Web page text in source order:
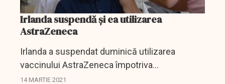
Irlanda suspendă și ea utilizarea
AstraZeneca
Irlanda a suspendat duminică utilizarea
vaccinului AstraZeneca împotriva
coronavirusului ca măsură de precauţie, după
14 MARTIE 2021